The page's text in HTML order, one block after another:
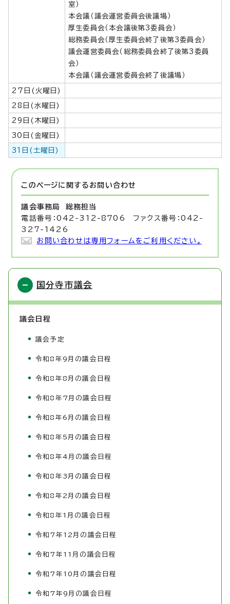
室）
本会議（議会運営委員会後議場）
厚生委員会（本会議後第3委員会）
総務委員会（厚生委員会終了後第3委員会）
議会運営委員会（総務委員会終了後第3委員
会）
本会議（議会運営委員会終了後議場）
27日(火曜日)
28日(水曜日)
29日(木曜日)
30日(金曜日)
31日(土曜日)
このページに関する お問い合わせ
議会事務局
総務担当
電話番号：042-312-8706 ファクス番号：042-
327-1426
お問い合わせは専用フォームをご利用ください。
国分寺市議会
議会日程
議会予定
令和8年9月の議会日程
令和8年8月の議会日程
令和8年7月の議会日程
令和8年6月の議会日程
令和8年5月の議会日程
令和8年4月の議会日程
令和8年3月の議会日程
令和8年2月の議会日程
令和8年1月の議会日程
令和7年12月の議会日程
令和7年11月の議会日程
令和7年10月の議会日程
令和7年9月の議会日程